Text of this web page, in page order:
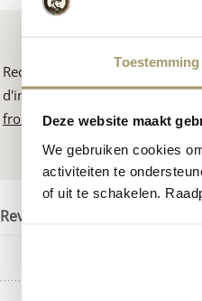
Toestemming
Deze website maakt
We gebruiken cookies
activiteiten te
of uit te schakelen.
Recettes
d'inspiration
fromagère
Reviews